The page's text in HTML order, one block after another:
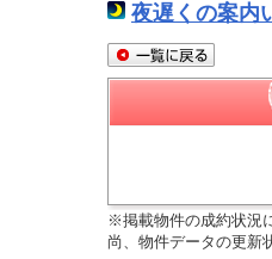
夜遅くの案内
※掲載物件の成約状況
尚、物件データの更新